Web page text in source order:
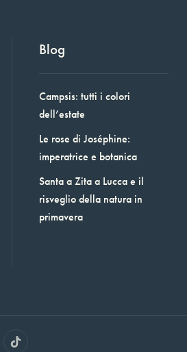
Blog
Campsis: tutti i colori
dell’estate
Le rose di Joséphine:
imperatrice e botanica
Santa a Zita a Lucca e il
risveglio della natura in
primavera